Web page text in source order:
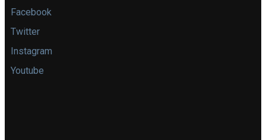
Facebook
Twitter
Instagram
Youtube